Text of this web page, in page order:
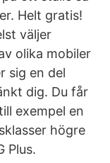
Helt gratis!
väljer
olika mobiler
sig en del
dig. Du får
exempel en
högre
Plus.